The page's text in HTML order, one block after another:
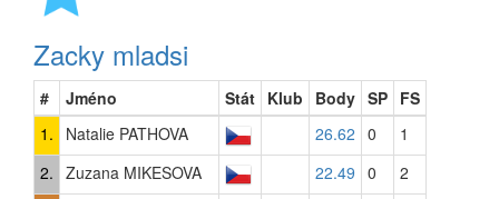
Zacky mladsi
# Jméno Stát Klub Body SP FS
1.
Natalie PATHOVA 26.62 0
1
2. Zuzana MIKESOVA 22.49 0
2